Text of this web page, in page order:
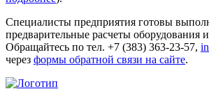
Специалисты предприятия готовы
предварительные расчеты оборудования
Обращайтесь по тел. +7 (383) 363-23-57,
через формы обратной связи на сайте.